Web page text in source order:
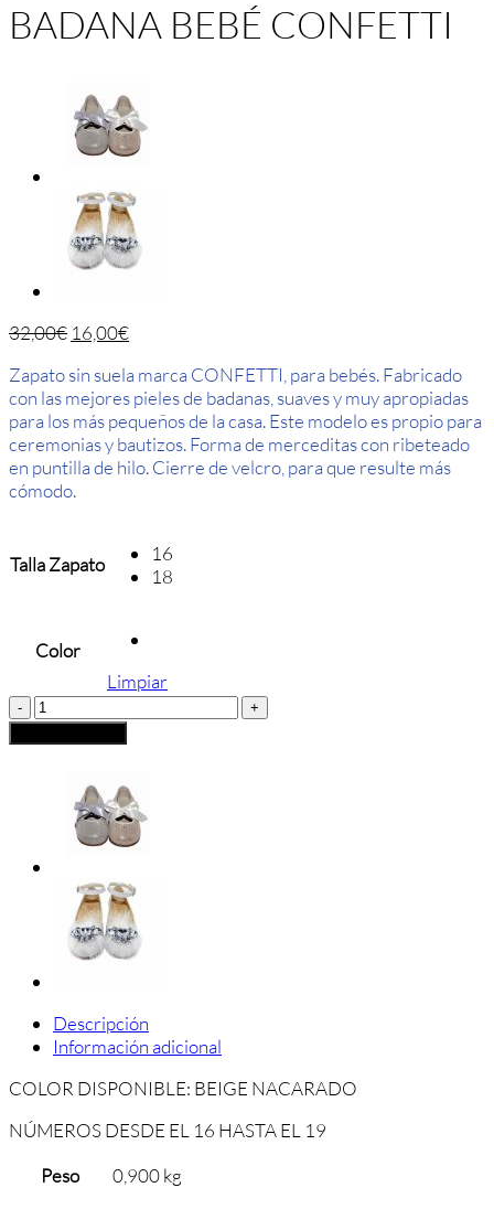
BADANA BEBÉ CONFETTI
32,00€ 16,00€
Zapato sin suela marca CONFETTI, para bebés. Fabricado
con las mejores pieles de badanas, suaves y muy apropiadas
para los más pequeños de la casa. Este modelo es propio para
ceremonias y bautizos. Forma de merceditas con ribeteado
en puntilla de hilo. Cierre de velcro, para que resulte más
cómodo.
Talla Zapato
16
18
Color
Limpiar
BADANA
BEBÉ
CONFETTI
Descripción
Información adicional
COLOR DISPONIBLE: BEIGE NACARADO
NÚMEROS DESDE EL 16 HASTA EL 19
Peso
0,900 kg